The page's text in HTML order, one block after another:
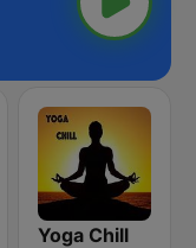
Yoga Chill